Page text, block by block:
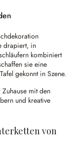
drapiert, in
kombiniert
sie eine
gekonnt in Szene.
mit den
und kreative
von